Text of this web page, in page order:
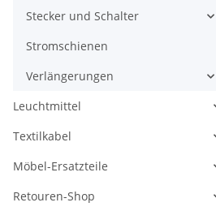
Stecker und Schalter
Stromschienen
Verlängerungen
Leuchtmittel
Textilkabel
Möbel-Ersatzteile
Retouren-Shop